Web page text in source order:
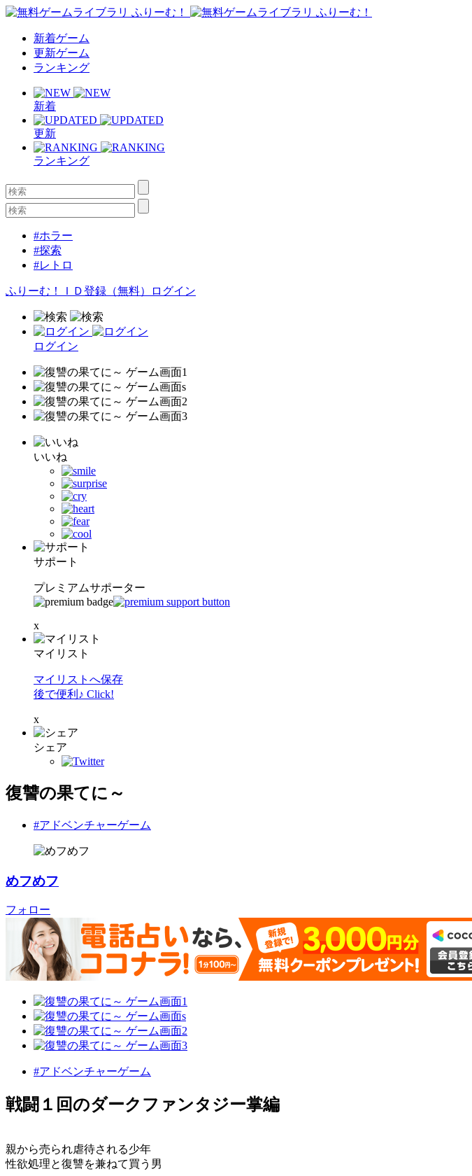
新着ゲーム
更新ゲーム
ランキング
新着
更新
ランキング
#ホラー
#探索
#レトロ
ふりーむ！ＩＤ登録（無料） ログイン
ログイン
いいね
サポート
プレミアムサポーター
x
マイリスト
マイリストへ保存
後で便利♪ Click!
x
シェア
復讐の果てに～
#アドベンチャーゲーム
めフめフ
フォロー
#アドベンチャーゲーム
戦闘１回のダークファンタジー掌編
親から売られ虐待される少年
性欲処理と復讐を兼ねて買う男